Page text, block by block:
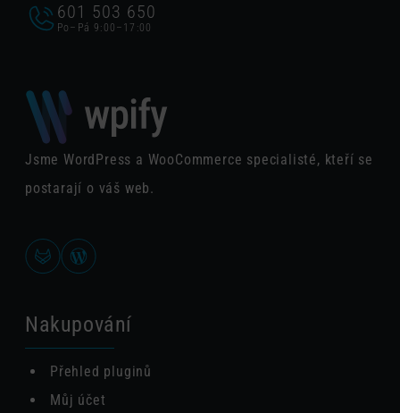
601 503 650
Po–Pá 9:00–17:00
Jsme WordPress a WooCommerce specialisté, kteří se
postarají o váš web.
Nakupování
Přehled pluginů
Můj účet